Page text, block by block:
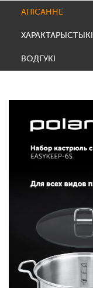
АПІСАННЕ
ХАРАКТАРЫСТЫКІ
ВОДГУКІ